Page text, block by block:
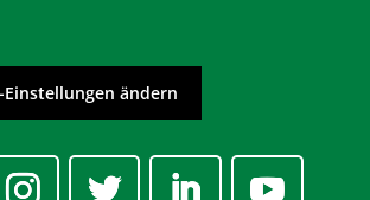
Einstellungen ändern